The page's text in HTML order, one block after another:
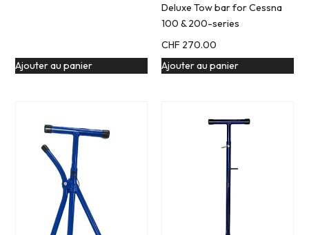
Ajouter au panier
Deluxe Tow bar for Cessna
100 & 200-series
CHF 270.00
Ajouter au panier